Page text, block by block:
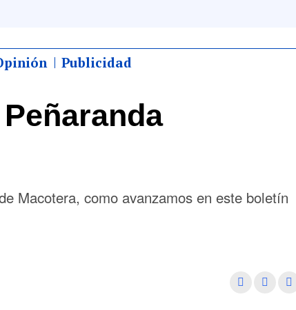
Publicidad
Macotera, como avanzamos en este boletín